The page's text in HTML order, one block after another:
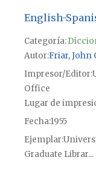
English-
Categoría:
Autor Friar, John
Impresor/Editor
Office
Lugar de
Fecha1955
Ejemplar
Graduate Librar...